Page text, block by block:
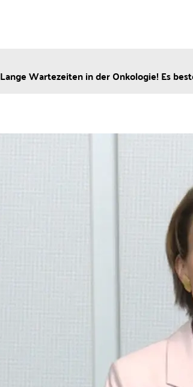
Lange Wartezeiten in der Onkologie! Es